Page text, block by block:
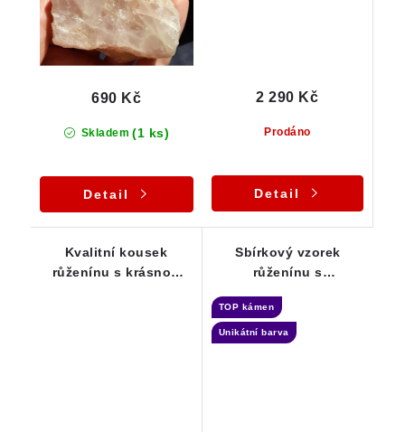
Skladem (1 ks)
690 Kč
Detail
Prodáno
2 290 Kč
Detail
Kvalitní kousek
růženínu s krásnou
Sbírkový vzorek
růženínu s
solidní čistotou
TOP kámen
Unikátní barva